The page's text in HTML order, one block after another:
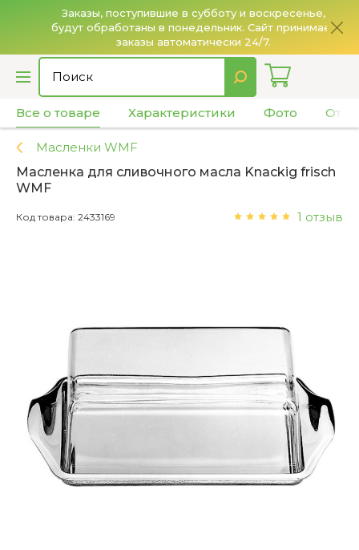
Заказы, поступившие в субботу и воскресенье,
будут обработаны в понедельник. Сайт принимает
заказы автоматически 24/7.
Все о товаре Характеристики Фото
Масленки WMF
Масленка для сливочного масла Knackig frisch
WMF
1 отзыв
Код товара: 2433169